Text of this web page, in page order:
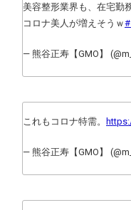
美容整形業界も、在宅勤
コロナ美人が増えそうｗ
— 熊谷正寿【GMO】
これもコロナ特需。
— 熊谷正寿【GMO】